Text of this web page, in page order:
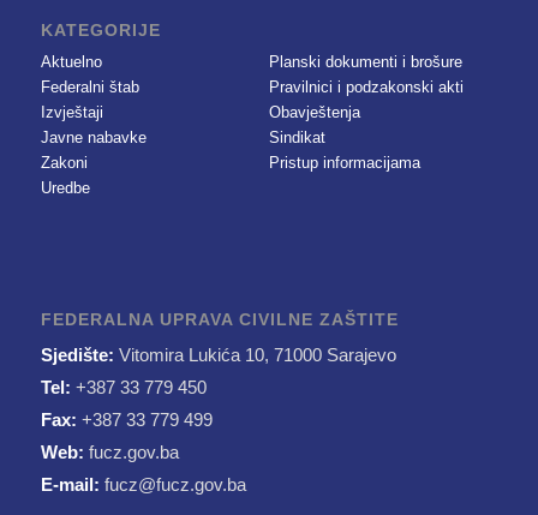
KATEGORIJE
Aktuelno
Federalni štab
Izvještaji
Javne nabavke
Zakoni
Uredbe
Planski dokumenti i brošure
Pravilnici i podzakonski akti
Obavještenja
Sindikat
Pristup informacijama
FEDERALNA UPRAVA CIVILNE ZAŠTITE
Sjedište: Vitomira Lukića 10, 71000 Sarajevo
Tel: +387 33 779 450
Fax: +387 33 779 499
Web: fucz.gov.ba
E-mail: fucz@fucz.gov.ba